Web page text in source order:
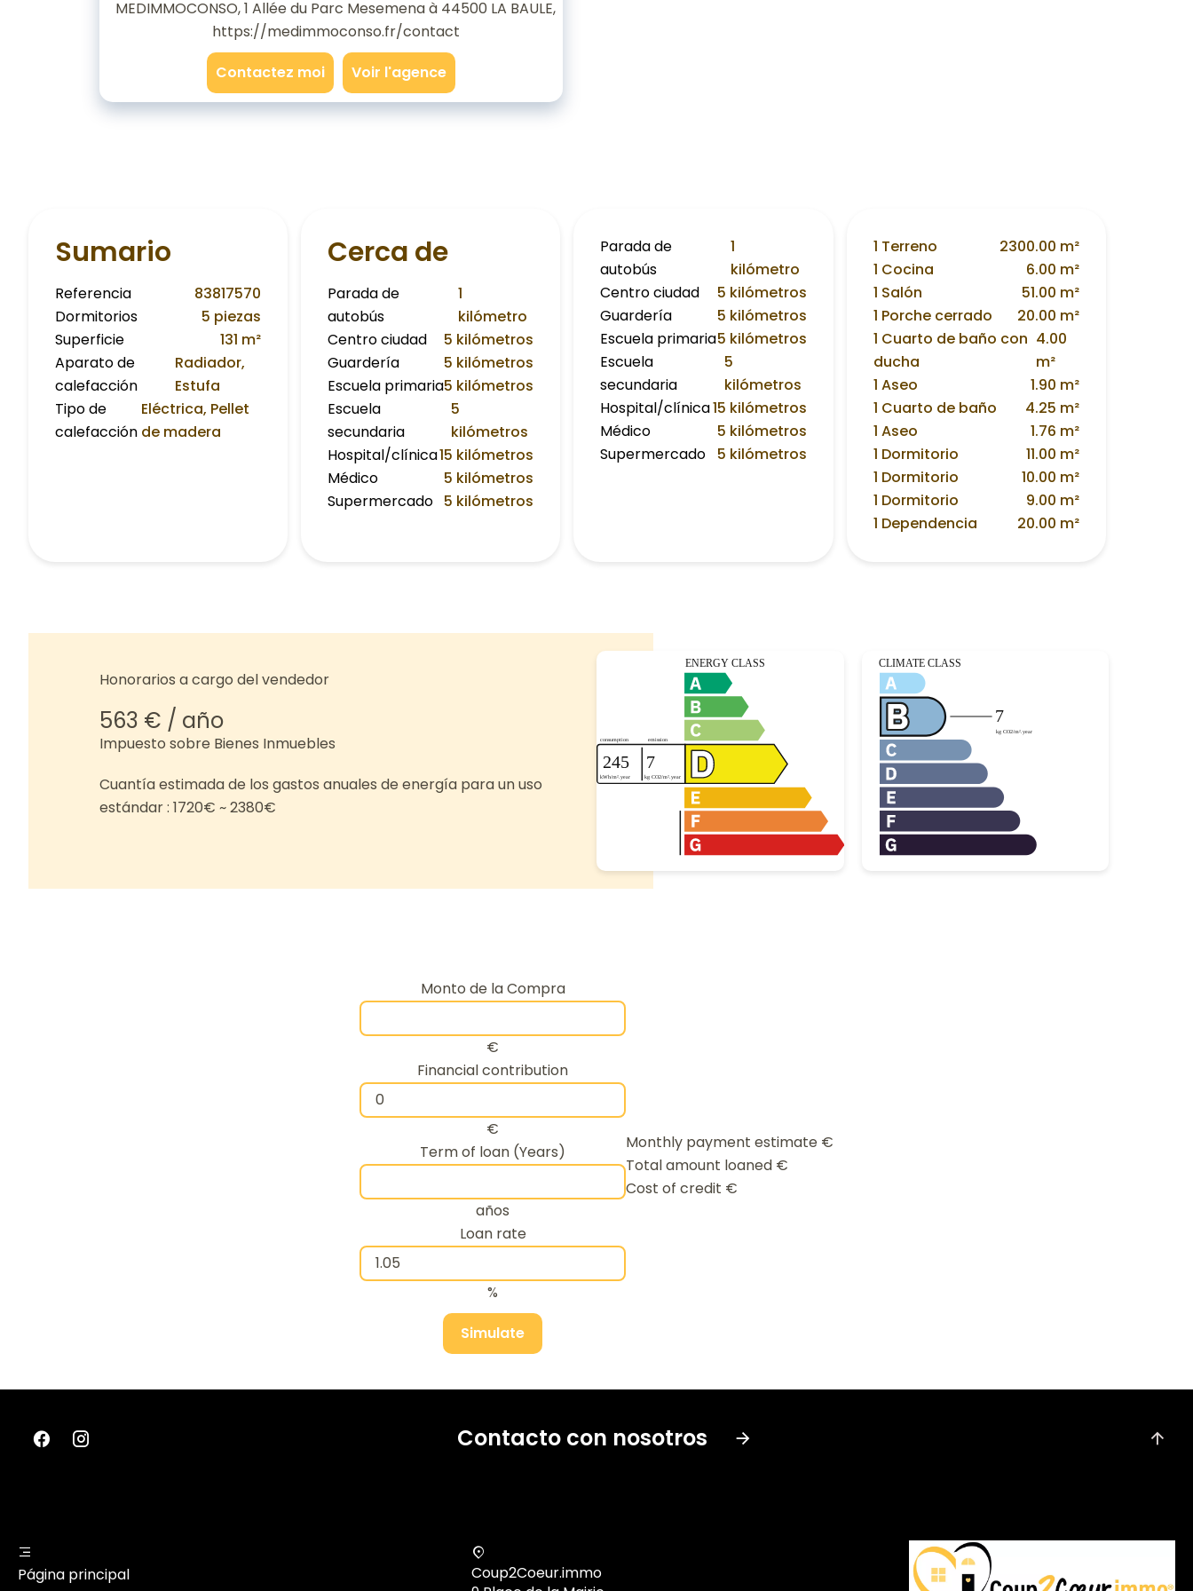
MEDIMMOCONSO, 1 Allée du Parc Mesemena à 44500 LA BAULE,
https://medimmoconso.fr/contact
Contactez moi
Voir l'agence
Sumario
Referencia
83817570
Dormitorios
5 piezas
Superficie
131 m²
Aparato de
calefacción
Radiador,
Estufa
Tipo de
calefacción
Eléctrica, Pellet
de madera
Cerca de
Parada de
autobús
1
kilómetro
Centro ciudad
5 kilómetros
Guardería
5 kilómetros
Escuela primaria5 kilómetros
Escuela
secundaria
5
kilómetros
Hospital/clínica15 kilómetros
Médico
5 kilómetros
Supermercado 5 kilómetros
Parada de
autobús
1
kilómetro
Centro ciudad
5 kilómetros
Guardería
5 kilómetros
Escuela primaria5 kilómetros
Escuela
secundaria
5
kilómetros
Hospital/clínica15 kilómetros
Médico
5 kilómetros
Supermercado
5 kilómetros
1 Terreno
2300.00 m²
1 Cocina
6.00 m²
1 Salón
51.00 m²
1 Porche cerrado
20.00 m²
1 Cuarto de baño con
ducha
4.00
m²
1 Aseo
1.90 m²
1 Cuarto de baño
4.25 m²
1 Aseo
1.76 m²
1 Dormitorio
11.00 m²
1 Dormitorio
10.00 m²
1 Dormitorio
9.00 m²
1 Dependencia
20.00 m²
Honorarios a cargo del vendedor
563 € / año
Impuesto sobre Bienes Inmuebles
Cuantía estimada de los gastos anuales de energía para un uso
estándar : 1720€ ~ 2380€
Monto de la Compra
€
Financial contribution
€
Term of loan (Years)
años
Loan rate
%
Simulate
Monthly payment estimate €
Total amount loaned €
Cost of credit €
Contacto con nosotros
Página principal
Coup2Coeur.immo